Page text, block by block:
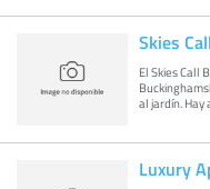
Skies
El Skies Call
al jardín.
Luxury